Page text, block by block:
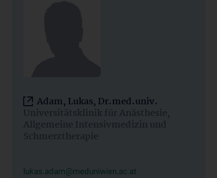
Adam, Lukas, Dr.med.univ.
Universitätsklinik für Anästhesie,
Allgemeine Intensivmedizin und
Schmerztherapie
lukas.adam@meduniwien.ac.at